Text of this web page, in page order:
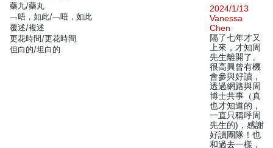
藥九/藥丸
﹁晤，如此/﹁唔，如此
覆述/複述
更花時問/更花時間
但白的/坦白的
2024/1/13
Vanessa
Chen
隔了七年才又
上來，才知周
先生離開了。
很高興曾有機
會參與好讀，
透過網路與周
博士共事（真
也才知道的，
一直只稱呼周
先生的)，感謝
好讀團隊！也
和過去一樣，